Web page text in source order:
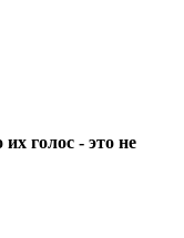
голос - это не